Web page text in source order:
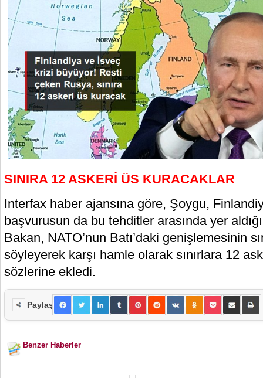
SINIRA 12 ASKERİ ÜS KURACAKLAR
Interfax haber ajansına göre, Şoygu,
başvurusun da bu tehditler arasında yer
Bakan, NATO’nun Batı’daki genişlemesinin
söyleyerek karşı hamle olarak sınırlara 12
sözlerine ekledi.
Paylaş
Benzer Haberler